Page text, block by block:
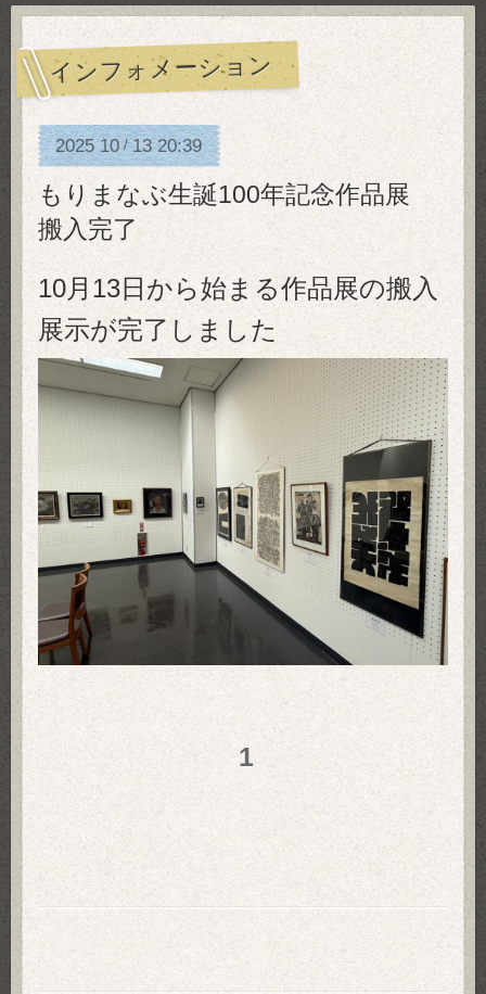
インフォメーション
2025 10/13 20:39
もりまなぶ生誕100年記念作品展
搬入完了
10月13日から始まる作品展の搬入
展示が完了しました
1